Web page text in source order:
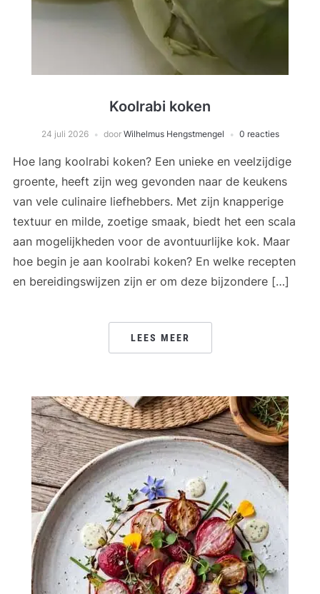
Koolrabi koken
24 juli 2026 door Wilhelmus Hengstmengel 0 reacties
Hoe lang koolrabi koken? Een unieke en veelzijdige
groente, heeft zijn weg gevonden naar de keukens
van vele culinaire liefhebbers. Met zijn knapperige
textuur en milde, zoetige smaak, biedt het een scala
aan mogelijkheden voor de avontuurlijke kok. Maar
hoe begin je aan koolrabi koken? En welke recepten
en bereidingswijzen zijn er om deze bijzondere […]
LEES MEER